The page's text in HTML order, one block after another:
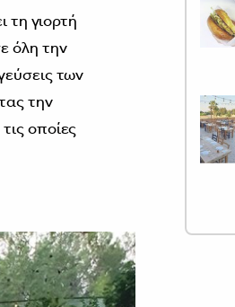
τη γιορτή
όλη την
των
την
οποίες